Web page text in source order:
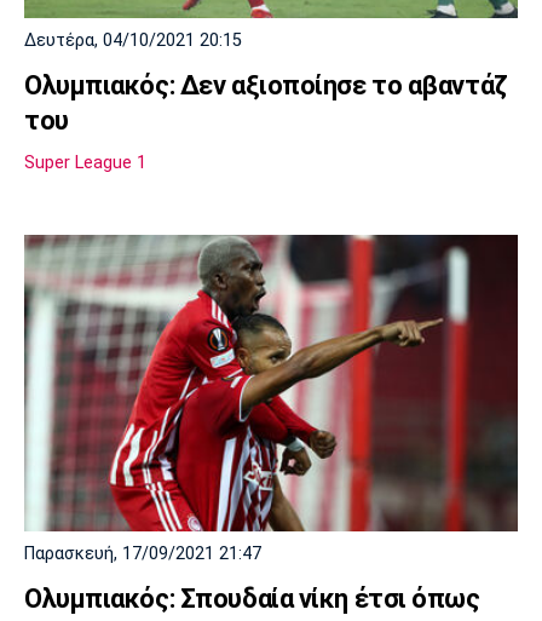
Δευτέρα, 04/10/2021 20:15
Ολυμπιακός: Δεν αξιοποίησε το αβαντάζ
του
Super League 1
Παρασκευή, 17/09/2021 21:47
Ολυμπιακός: Σπουδαία νίκη έτσι όπως